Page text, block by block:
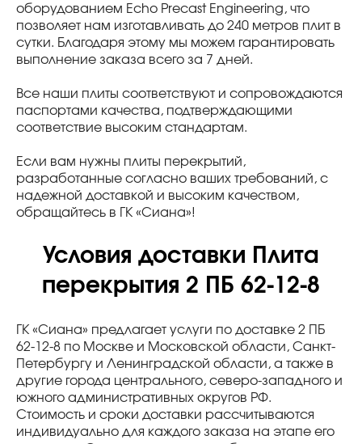
оборудованием Echo Precast Engineering, что
позволяет нам изготавливать до 240 метров плит в
сутки. Благодаря этому мы можем гарантировать
выполнение заказа всего за 7 дней.
Все наши плиты соответствуют и сопровождаются
паспортами качества, подтверждающими
соответствие высоким стандартам.
Если вам нужны плиты перекрытий,
разработанные согласно ваших требований, с
надежной доставкой и высоким качеством,
обращайтесь в ГК «Сиана»!
Условия доставки Плита
перекрытия 2 ПБ 62-12-8
ГК «Сиана» предлагает услуги по доставке 2 ПБ
62-12-8 по Москве и Московской области, Санкт-
Петербургу и Ленинградской области, а также в
другие города центрального, северо-западного и
южного административных округов РФ.
Стоимость и сроки доставки рассчитываются
индивидуально для каждого заказа на этапе его